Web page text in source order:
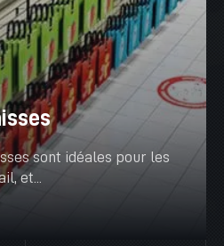
sont idéales pour les
et...